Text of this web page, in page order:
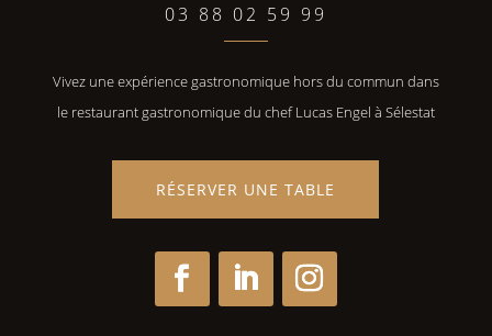
03 88 02 59 99
Vivez une expérience gastronomique hors du commun dans
le restaurant gastronomique du chef Lucas Engel à Sélestat
RÉSERVER UNE TABLE